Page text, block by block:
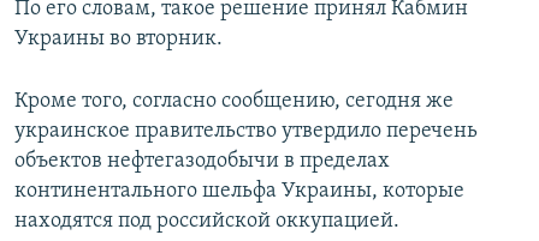
По его словам, такое решение принял Кабмин
Украины во вторник.
Кроме того, согласно сообщению, сегодня же
украинское правительство утвердило перечень
объектов нефтегазодобычи в пределах
континентального шельфа Украины, которые
находятся под российской оккупацией.